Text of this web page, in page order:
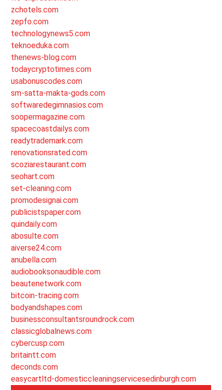
zchotels.com
zepfo.com
technologynews5.com
teknoeduka.com
thenews-blog.com
todaycryptotimes.com
usabonuscodes.com
sm-satta-makta-gods.com
softwaredegimnasios.com
soopermagazine.com
spacecoastdailys.com
readytrademark.com
renovationsrated.com
scoziarestaurant.com
seohart.com
set-cleaning.com
promodesignai.com
publicistspaper.com
quindaily.com
abosulte.com
aiverse24.com
anubella.com
audiobooksonaudible.com
beautenetwork.com
bitcoin-tracing.com
bodyandshapes.com
businessconsultantsroundrock.com
classicglobalnews.com
cybercusp.com
britaintt.com
deconds.com
easycartltd-domesticcleaningservicesedinburgh.com